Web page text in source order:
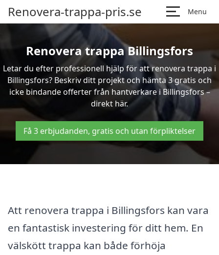
Renovera-trappa-pris.se Menu
Renovera trappa Billingsfors
Letar du efter professionell hjälp för att renovera trappa i
Billingsfors? Beskriv ditt projekt och hämta 3 gratis och
icke bindande offerter från hantverkare i Billingsfors –
direkt här.
Få 3 erbjudanden, gratis och utan förpliktelser
Att renovera trappa i Billingsfors kan vara
en fantastisk investering för ditt hem. En
välskött trappa kan både förhöja